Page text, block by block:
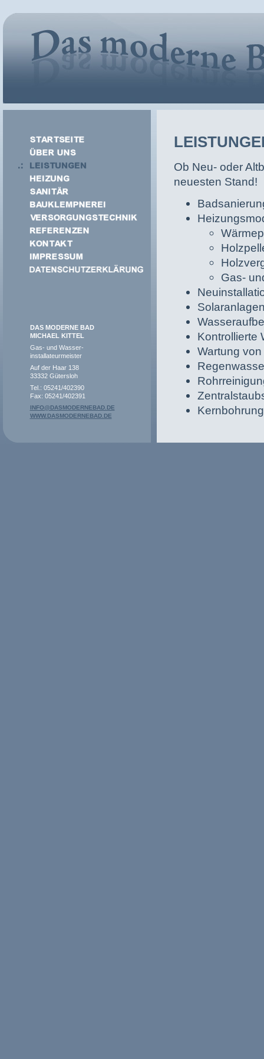
DAS MODERNE BAD
MICHAEL KITTEL
Gas- und Wasser-
installateurmeister
Auf der Haar 138
33332 Gütersloh
Tel.: 05241/402390
Fax: 05241/402391
INFO@DASMODERNEBAD.DE
WWW.DASMODERNEBAD.DE
Ob Neu- oder
neuesten Stand!
Gas-
Kontrollierte
Wartung